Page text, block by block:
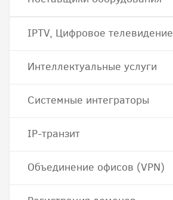
IPTV, Цифровое телевидение
Интеллектуальные услуги
Системные интеграторы
IP-транзит
Объединение офисов (VPN)